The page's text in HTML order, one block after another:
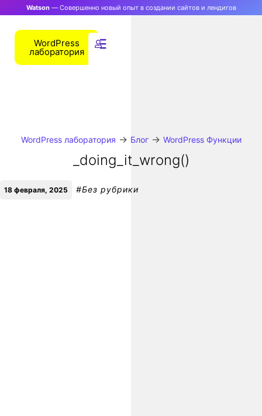
Watson— Совершенно новый опыт в создании сайтов и лендигов
WordPress
лаборатория
WordPress лаборатория → Блог→ WordPress Функции
_doing_it_wrong()
18 февраля, 2025 #Без рубрики